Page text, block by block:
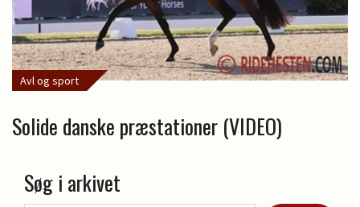
Avl og sport
Solide danske præstationer (VIDEO)
Søg i arkivet